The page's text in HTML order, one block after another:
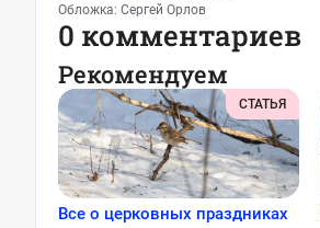
Обложка: Сергей Орлов
0 комментариев
Рекомендуем
СТАТЬЯ
Все о церковных праздниках